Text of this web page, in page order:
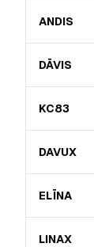
ANDIS
DĀVIS
KC83
DAVUX
ELĪNA
LINAX